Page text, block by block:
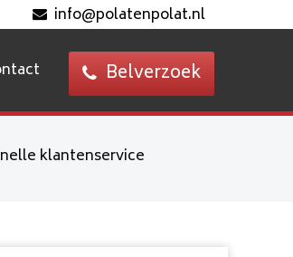
info@polatenpolat.nl
Belverzoek
klantenservice